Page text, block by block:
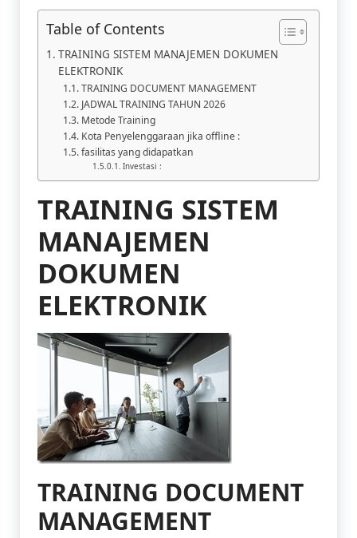
Table of Contents
TRAINING SISTEM MANAJEMEN DOKUMEN
ELEKTRONIK
TRAINING DOCUMENT MANAGEMENT
JADWAL TRAINING TAHUN 2026
Metode Training
Kota Penyelenggaraan jika offline :
fasilitas yang didapatkan
Investasi :
TRAINING SISTEM
MANAJEMEN
DOKUMEN
ELEKTRONIK
TRAINING DOCUMENT
MANAGEMENT